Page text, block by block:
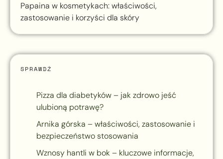
Papaina w kosmetykach: właściwości,
zastosowanie i korzyści dla skóry
SPRAWDŹ
Pizza dla diabetyków – jak zdrowo jeść
ulubioną potrawę?
Arnika górska – właściwości, zastosowanie i
bezpieczeństwo stosowania
Wznosy hantli w bok – kluczowe informacje,